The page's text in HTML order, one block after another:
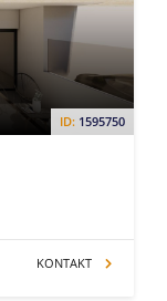
ID: 1595750
KONTAKT